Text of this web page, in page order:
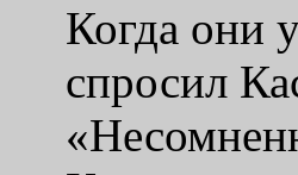
Когда они
спросил